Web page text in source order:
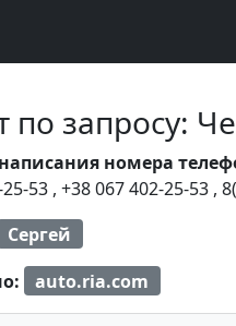
по запросу:
номера
53 , +38 067 402-25-53 ,
Сергей
auto.ria.com